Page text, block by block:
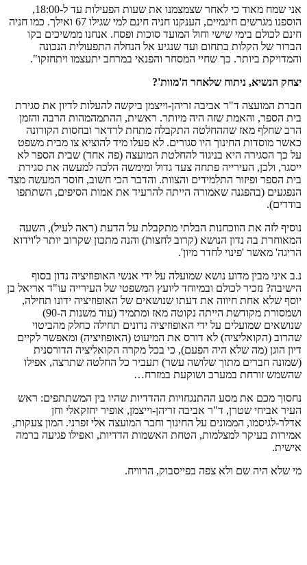
אני שמח מאוד כי לאחר שצמצמנו את שעות הפעילות עד ל-18:00,
הוספנו מגרשים חינמיים, הענקנו חניה חינם למי שגילו 67 ואילך. כמו חניה
חינם לכולם בימי שישי וחול המועד סוכות ופסח. אנחנו ממשיכים בקו
הברור של הקלות בתחום ועד שנגיע אל הנחלה התפעולית הנכונה
והמדויקת ביותר. כך שחיי המסחר והפנאי במרחב יתעצמו ויתחזקו".
יצחק הנשיא, ניתוח שלאחר ה'מוות'?
חברת המועצה ד"ר אביבה זריהן-וייצמן ביקשה להעלות לדיון את סגירת
בית הספר, והאמת שזה היה מיותר. ראשית, ההתמהמהות הרבה והזמן
הרב שחלף מאז שההחלטה התקבלה מתחת לרדאר ובחסות הקורונה
כאשר מוסדות החינוך היו סגורים. לא פעלו מיד להוציא צו מבית משפט
על כך הסגירה היא בניגוד להחלטת המועצה (פה אחד) שבית הספר לא
ייסגר, ולכן, העירייה פתחה צעד גדול ומימשה הלכה למעשה את סגירת
בית הספר ופיזור התלמידים והצוות. והדבר הכי חשוב, חוסר המעשה מצד
הנפגעים (בהפגנה שאמורה הייתה להרעיד את אמות הסיפים, השתתפו
בודדים).
נוסיף לזה את הווכחנות הבלתי מתקבלת על הדעת (ראה לעיל), השעה
המאוחרת בה נדון הנושא (קרוב לחצות) והנה מתכון שקרוב יותר ל'וידוא
הריגה' מאשר 'פינוי לחדר מיון'.
נ.ב איני מבין מדוע נושא שמועלה על ידי אנשי האופוזיציה נדון בסוף
הישיבה? נזכיר לכולם ובמיוחד ליועץ המשפטי של העירייה עו"ד אריאל בן
יוסף שלא אחת חיווה את דעתו שנושאים של האופוזיציה ידונו תחילה,
ושמסורת מקודשת הייתה נקוטה מאז ומתמיד (עוד משנות ה-90)
שנושאים שמועלים על ידי האופוזיציה נדונים תחילה כחלק מהביטוי
שהרוב (הקואליציה) לא דורס את המיעוט (האופוזיציה) ומאפשר לקיים
דיון הוגן (מה שלא היה הפעם), כי בכל מקרה הקואליציה הדורסנית
(שמונה חברים מתוך שלושה עשר) תעביר כל החלטה שתרצה, אפילו
שהשמש זורחת במערב ושוקעת במזרח…
נחסוך מכם את מסע ההתנגחויות ההדדיות שהיו בין המשתתפים: ראש
העיר אביחי שטרן, ד"ר אביבה זריהן-וייצמן, אופיר יחזקאלי וחן
אדלר-לגיסמו, הממונים על החינוך וחבר המועצה אלי זפרני. המון צעקות,
אמירות בעיקר למצלמות, הטחת האשמות הדדיות, ואפילו פגיעה ברמה
אישית.
מי שלא היה שם ולא צפה בפייסבוק, הרוויח.